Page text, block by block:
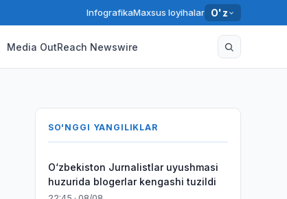
InfografikaMaxsus loyihalar O'z
Media OutReach Newswire
SO'NGGI YANGILIKLAR
O‘zbekiston Jurnalistlar uyushmasi
huzurida blogerlar kengashi tuzildi